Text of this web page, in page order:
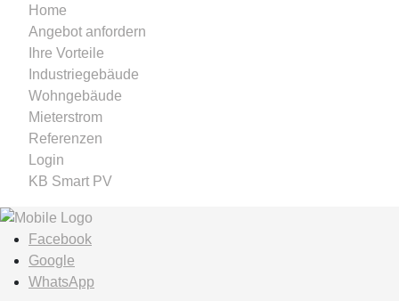
Home
Angebot anfordern
Ihre Vorteile
Industriegebäude
Wohngebäude
Mieterstrom
Referenzen
Login
KB Smart PV
Facebook
Google
WhatsApp